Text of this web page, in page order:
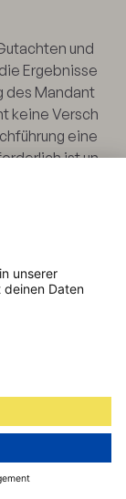
und
Ergebnisse
des Mandant
keine Versch
eine
ist un
über ihre V
Der Ma
Steuerberatu
wir
bzw. Überm
alle Sich
dem Mandant
den hierfür